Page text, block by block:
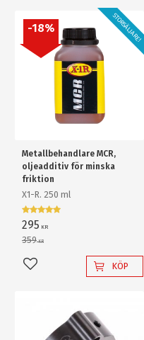
Metallbehandlare MCR,
oljeadditiv för minska
friktion
X1-R. 250 ml
295 KR
359KR
18% STORSÄLJARE!
Lägg till i favoriter
KÖP